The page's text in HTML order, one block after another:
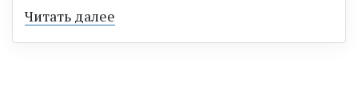
Читать далее